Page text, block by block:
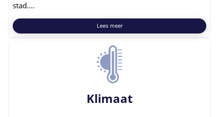
stad....
Lees meer
Klimaat